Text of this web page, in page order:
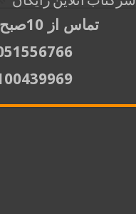
تماس از 10صبح الی 21